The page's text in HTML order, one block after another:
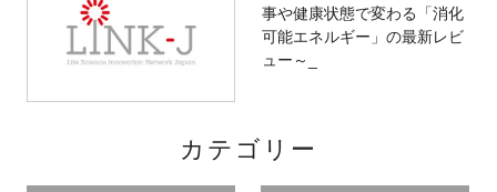
事や健康状態で変わる「消化
可能エネルギー」の最新レビ
ュー～_
カテゴリー